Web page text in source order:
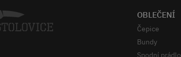
OBLEČENÍ
Čepice
Bundy
Spodní prádlo